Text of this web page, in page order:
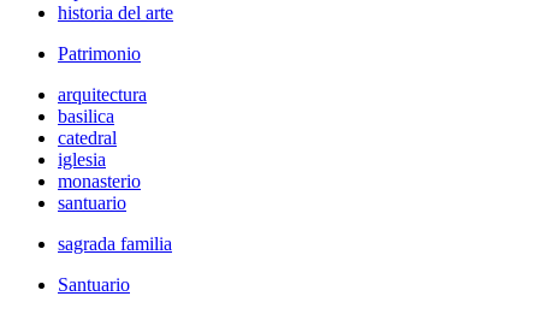
historia del arte
Patrimonio
arquitectura
basilica
catedral
iglesia
monasterio
santuario
sagrada familia
Santuario